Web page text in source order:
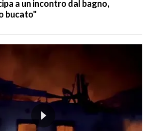
a un incontro dal bagno,
bucato"